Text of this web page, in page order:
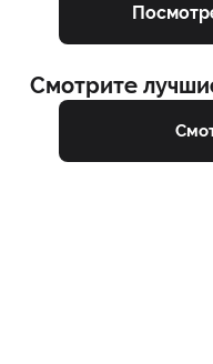
Смотрите